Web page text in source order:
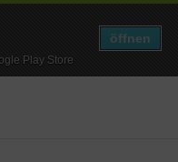
Play Store
öffnen